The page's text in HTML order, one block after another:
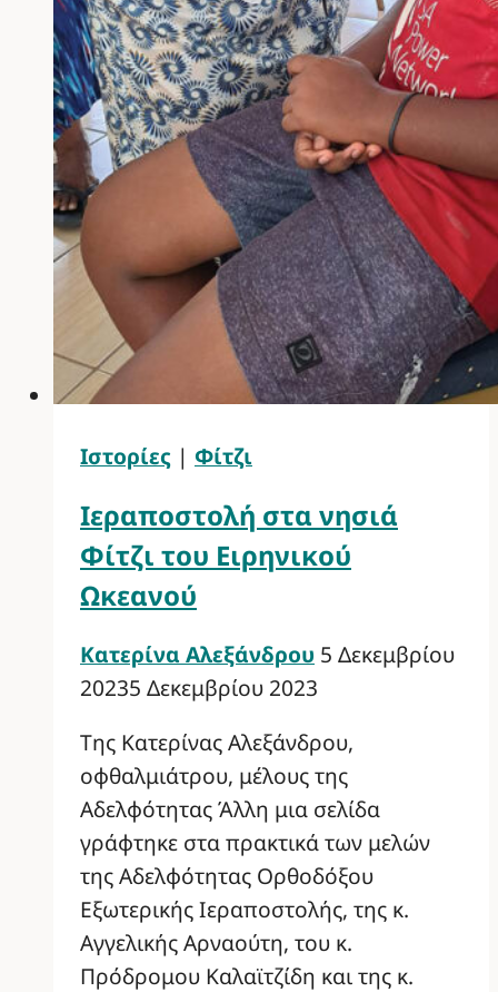
Ιστορίες | Φίτζι
Ιεραποστολή στα νησιά
Φίτζι του Ειρηνικού
Ωκεανού
Κατερίνα Αλεξάνδρου 5 Δεκεμβρίου
20235 Δεκεμβρίου 2023
Της Κατερίνας Αλεξάνδρου,
οφθαλμιάτρου, μέλους της
Αδελφότητας Άλλη μια σελίδα
γράφτηκε στα πρακτικά των μελών
της Αδελφότητας Ορθοδόξου
Εξωτερικής Ιεραποστολής, της κ.
Αγγελικής Αρναούτη, του κ.
Πρόδρομου Καλαϊτζίδη και της κ.